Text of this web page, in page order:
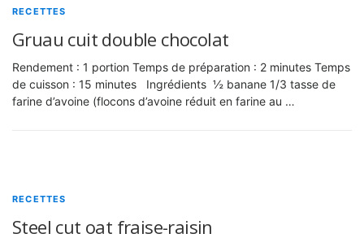
RECETTES
Gruau cuit double chocolat
Rendement : 1 portion Temps de préparation : 2 minutes Temps
de cuisson : 15 minutes Ingrédients ½ banane 1/3 tasse de
farine d’avoine (flocons d’avoine réduit en farine au …
RECETTES
Steel cut oat fraise-raisin